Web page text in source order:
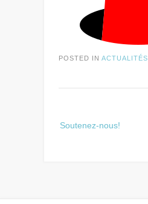
POSTED IN ACTUALITÉS
Soutenez-nous!